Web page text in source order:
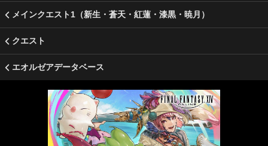
メインクエスト1（新生・蒼天・紅蓮・漆黒・暁月）
クエスト
エオルゼアデータベース